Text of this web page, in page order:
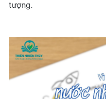
Ther Nail Space Tăng
Với Nước Uống Nhãn
Solaso và bước đi
riêng: Tăng nhận diện
tượng.